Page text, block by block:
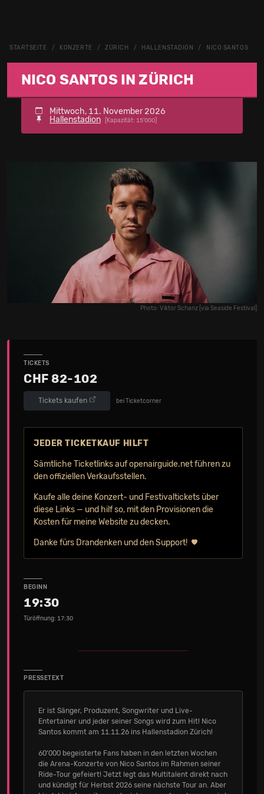
STARTSEITE KONZERTE ZÜRICH HALLENSTADION NICO SANTOS
NICO SANTOS IN ZÜRICH
Mittwoch, 11. November 2026
Hallenstadion
[Kapazität: 15'000]
Photo: Viktor Schanz [via Seaside Festival]
TICKETS
CHF 82-102
Tickets kaufen bei Ticketcorner
JEDER TICKETKAUF HILFT
Sämtliche Ticketlinks auf openairguide.net führen zu
den offiziellen Verkaufs­stellen.
Kaufe alle deine Konzert- und Festival­tickets über
diese Links — und hilf so, mit den Provisionen die
Kosten für meine Website zu decken.
Danke fürs Drandenken und den Support!
BEGINN
19:30
Türöffnung: 17:30
PRESSETEXT
Er ist Sänger, Produzent, Songwriter und Live-
Entertainer und jeder seiner Songs wird zum Hit! Nico
Santos kommt am 11.11.26 ins Hallenstadion Zürich!
60‘000 begeisterte Fans haben in den letzten Wochen
die Arena-Konzerte von Nico Santos im Rahmen seiner
Ride-Tour gefeiert! Jetzt legt das Multitalent direkt nach
und kündigt für Herbst 2026 seine nächste Tour an. Aber